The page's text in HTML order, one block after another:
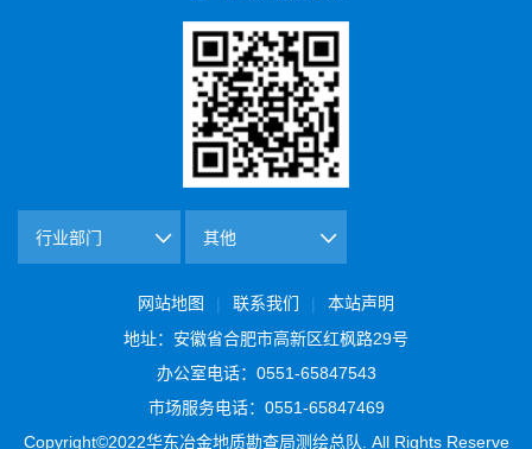
网站地图 | 联系我们 |
本站声明
地址：安徽省合肥市高新区红枫路29号
办公室电话：0551-65847543
市场服务电话：0551-65847469
Copyright©2022华东冶金地质勘查局测绘总队. All Rights Reserve